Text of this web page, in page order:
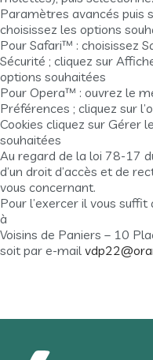
Paramètres avancés puis
choisissez les options
Pour Safari™ : choisissez
Sécurité ; cliquez sur
options souhaitées
Pour Opera™ : ouvrez le
Préférences ; cliquez sur
Cookies cliquez sur Gérer
souhaitées
Au regard de la loi 78-17
d’un droit d’accès et de
vous concernant.
Pour l’exercer il vous
à
Voisins de Paniers – 10
soit par e-mail